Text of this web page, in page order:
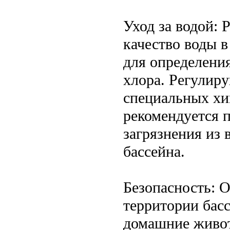
Уход за водой:
качество воды
для
хлора.
специальных
рекомендуется
загрязнения
бассейна.
Безопасность:
территории
домашние